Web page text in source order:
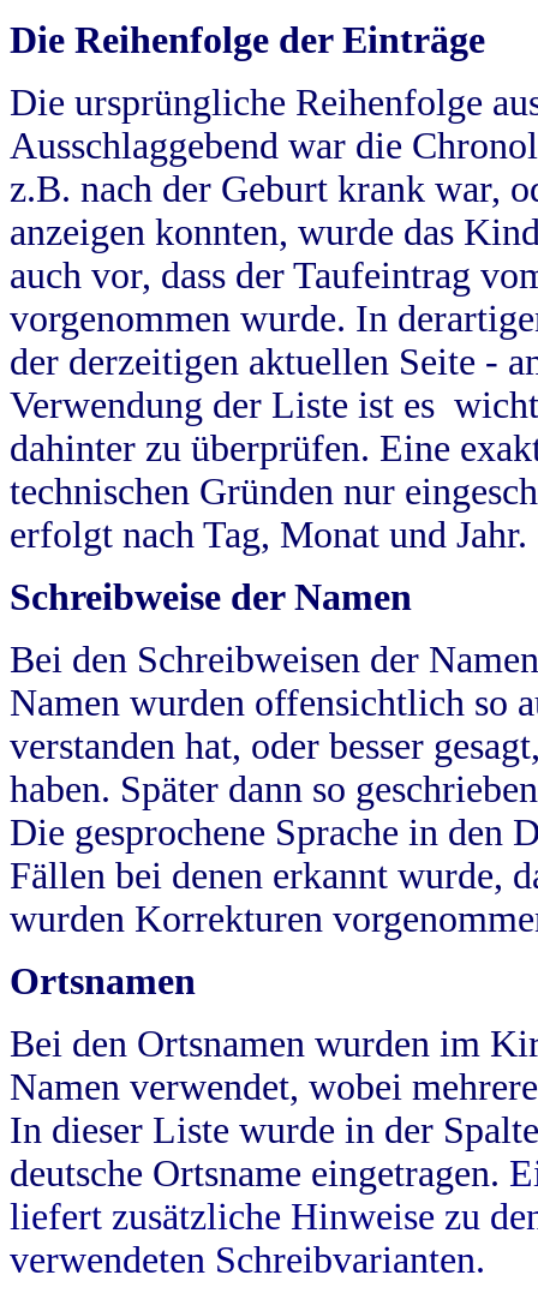
Die Reihenfolge der Einträge
Die ursprüngliche Reihenfolge
Ausschlaggebend war die
z.B. nach der Geburt krank war,
anzeigen konnten, wurde das
auch vor, dass der Taufeintrag
vorgenommen wurde. In
der derzeitigen aktuellen Seite -
Verwendung der Liste ist es
dahinter zu überprüfen. Eine
technischen Gründen nur
erfolgt nach Tag, Monat und Jahr.
Schreibweise der Namen
Bei den Schreibweisen der
Namen wurden offensichtlich so
verstanden hat, oder besser
haben. Später dann so
Die gesprochene Sprache in
Fällen bei denen erkannt wurde,
wurden Korrekturen
Ortsnamen
Bei den Ortsnamen wurden im
Namen verwendet, wobei
In dieser Liste wurde in der
deutsche Ortsname eingetragen.
liefert zusätzliche Hinweise zu
verwendeten Schreibvarianten.